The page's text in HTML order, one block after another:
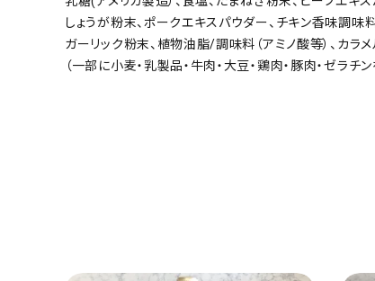
しょうが粉末、ポークエキスパウダー、チキン香味調味料
ガーリック粉末、植物油脂/調味料（アミノ酸等）、カラメ
（一部に小麦・乳製品・牛肉・大豆・鶏肉・豚肉・ゼラチン